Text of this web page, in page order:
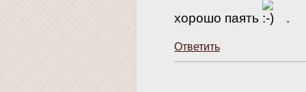
хорошо паять
.
Ответить